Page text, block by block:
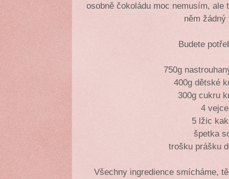
osobně čokoládu moc nemusím,
něm
Budete
750g
400g dětské
300g cukru
4 vejce
5 lžic
špetka
trošku prášku
Všechny ingredience smícháme,